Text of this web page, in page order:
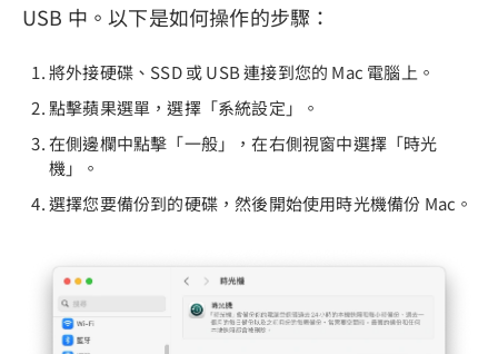
USB 中。以下是如何操作的步驟：
將外接硬碟、SSD 或 USB 連接到您的 Mac 電腦上。
點擊蘋果選單，選擇「系統設定」。
在側邊欄中點擊「一般」，在右側視窗中選擇「時光
機」。
選擇您要備份到的硬碟，然後開始使用時光機備份 Mac。